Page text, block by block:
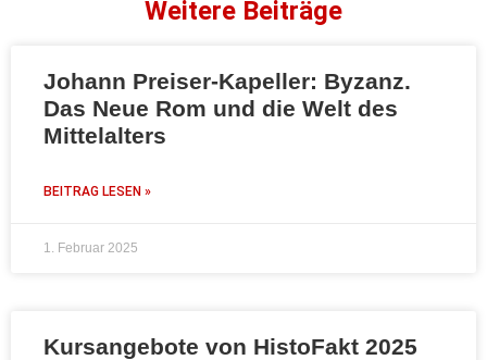
Weitere Beiträge
Johann Preiser-Kapeller: Byzanz.
Das Neue Rom und die Welt des
Mittelalters
BEITRAG LESEN »
1. Februar 2025
Kursangebote von HistoFakt 2025